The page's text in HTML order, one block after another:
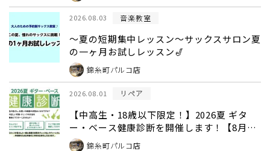
2026.08.03 音楽教室
～夏の短期集中レッスン～サックスサロン夏
の一ヶ月お試しレッスン🎷
錦糸町パルコ店
2026.08.01 リペア
【中高生・18歳以下限定！】2026夏 ギタ
ー・ベース健康診断を開催します！【8月23
日(日)開催】
錦糸町パルコ店